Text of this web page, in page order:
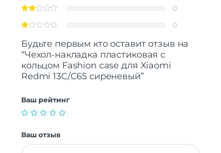
0
0
Будьте первым кто оставит отзыв на
“Чехол-накладка пластиковая с
кольцом Fashion case для Xiaomi
Redmi 13C/C65 сиреневый”
Ваш рейтинг
Ваш отзыв